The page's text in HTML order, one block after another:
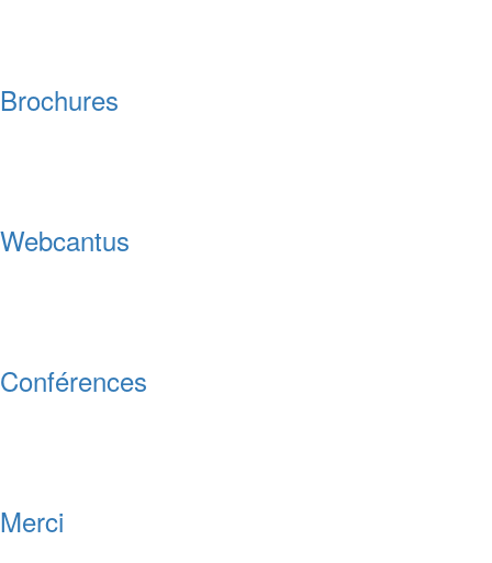
Brochures
Webcantus
Conférences
Merci